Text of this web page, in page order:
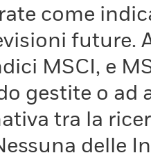
come
future.
MSCI, e
gestite o ad
tra la
delle